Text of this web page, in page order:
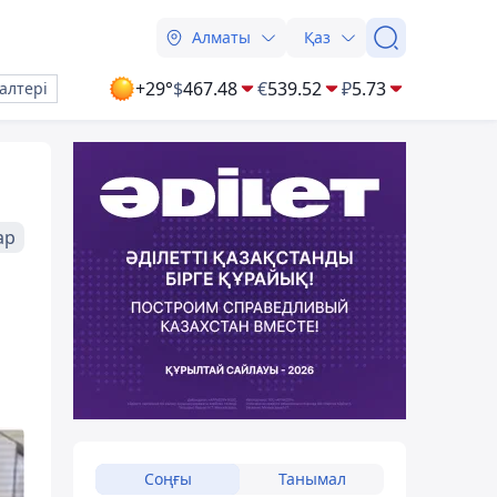
Алматы Қаз
+29°$467.48 €539.52 ₽5.73
Соңғы Танымал